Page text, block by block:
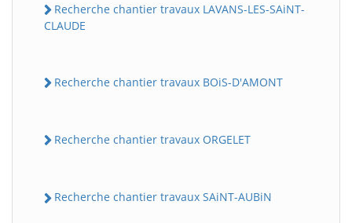
Recherche chantier travaux LAVANS-LES-SAiNT-
CLAUDE
Recherche chantier travaux BOiS-D'AMONT
Recherche chantier travaux ORGELET
Recherche chantier travaux SAiNT-AUBiN